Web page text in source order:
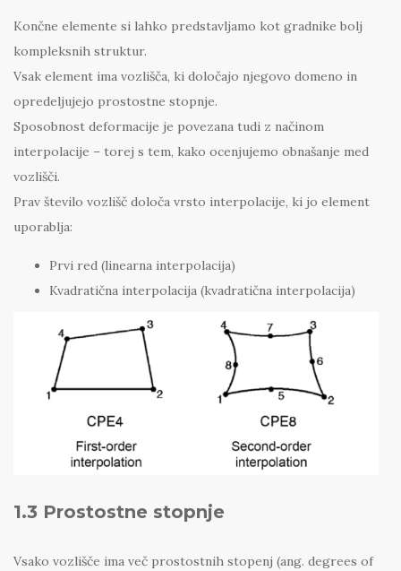
Končne elemente si lahko predstavljamo kot gradnike bolj
kompleksnih struktur.
Vsak element ima vozlišča, ki določajo njegovo domeno in
opredeljujejo prostostne stopnje.
Sposobnost deformacije je povezana tudi z načinom
interpolacije – torej s tem, kako ocenjujemo obnašanje med
vozlišči.
Prav število vozlišč določa vrsto interpolacije, ki jo element
uporablja:
Prvi red (linearna interpolacija)
Kvadratična interpolacija (kvadratična interpolacija)
1.3 Prostostne stopnje
Vsako vozlišče ima več prostostnih stopenj (ang. degrees of